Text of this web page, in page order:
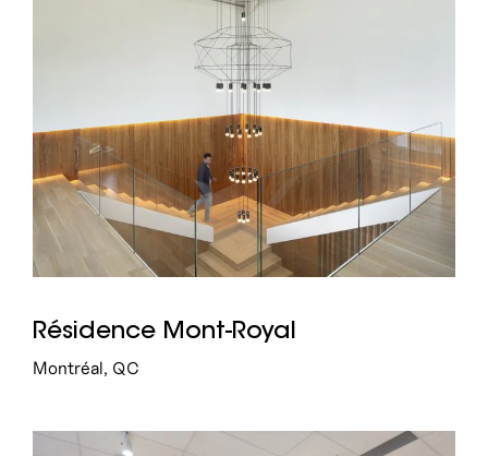
Résidence Mont-Royal
Montréal, QC